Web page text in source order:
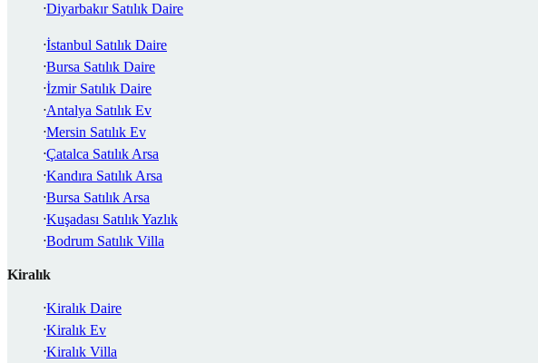
Diyarbakır Satılık Daire
İstanbul Satılık Daire
Bursa Satılık Daire
İzmir Satılık Daire
Antalya Satılık Ev
Mersin Satılık Ev
Çatalca Satılık Arsa
Kandıra Satılık Arsa
Bursa Satılık Arsa
Kuşadası Satılık Yazlık
Bodrum Satılık Villa
Kiralık
Kiralık Daire
Kiralık Ev
Kiralık Villa